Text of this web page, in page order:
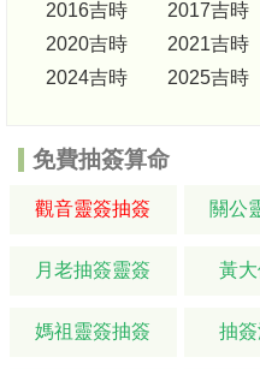
2016吉時
2017吉時
2020吉時
2021吉時
2024吉時
2025吉時
免費抽簽算命
觀音靈簽抽簽 關公
月老抽簽靈簽 黃
媽祖靈簽抽簽 抽